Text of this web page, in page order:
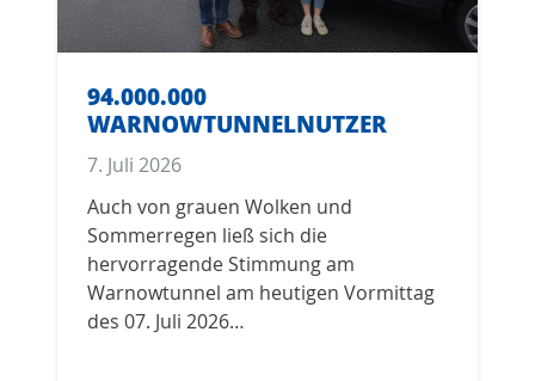
94.000.000
WARNOWTUNNELNUTZER
7. Juli 2026
Auch von grauen Wolken und
Sommerregen ließ sich die
hervorragende Stimmung am
Warnowtunnel am heutigen Vormittag
des 07. Juli 2026…